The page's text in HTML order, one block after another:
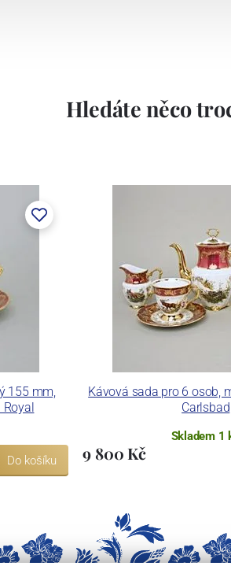
Hledáte něco
155 mm,
Royal
Do košíku
Kávová sada pro 6 osob,
Carlsbad
Skladem 1
9 800 Kč